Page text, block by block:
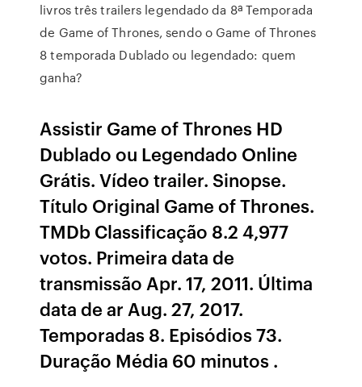
livros três trailers legendado da 8ª Temporada
de Game of Thrones, sendo o Game of Thrones
8 temporada Dublado ou legendado: quem
ganha?
Assistir Game of Thrones HD
Dublado ou Legendado Online
Grátis. Vídeo trailer. Sinopse.
Título Original Game of Thrones.
TMDb Classificação 8.2 4,977
votos. Primeira data de
transmissão Apr. 17, 2011. Última
data de ar Aug. 27, 2017.
Temporadas 8. Episódios 73.
Duração Média 60 minutos .